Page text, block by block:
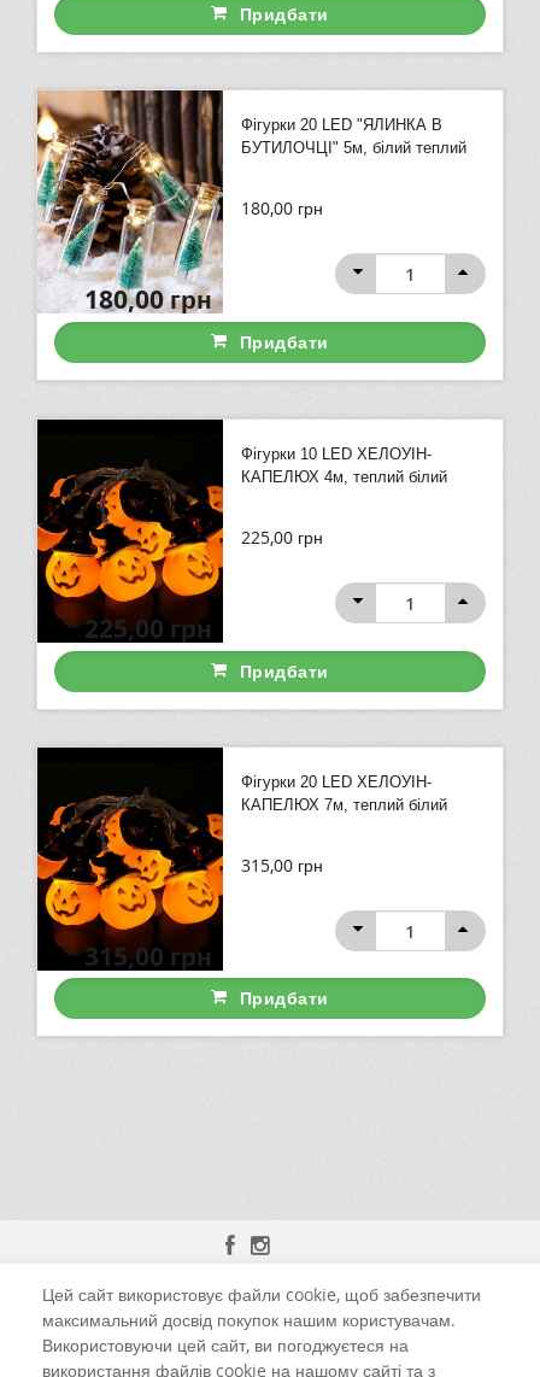
Придбати
Фігурки 20 LED "ЯЛИНКА В
БУТИЛОЧЦІ" 5м, білий теплий
180,00 грн
180,00грн
Придбати
Фігурки 10 LED ХЕЛОУІН-
КАПЕЛЮХ 4м, теплий білий
225,00 грн
225,00 грн
Придбати
Фігурки 20 LED ХЕЛОУІН-
КАПЕЛЮХ 7м, теплий білий
315,00 грн
315,00 грн
Придбати
м. Чернівці, вул. Калинівська, 13-Б
+38 (098) 925-52-59 Viber
Цей сайт використовує файли cookie, щоб забезпечити
максимальний досвід покупок нашим користувачам.
Використовуючи цей сайт, ви погоджуєтеся на
використання файлів cookie на нашому сайті та з